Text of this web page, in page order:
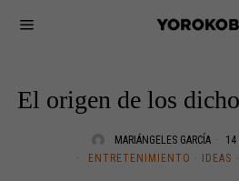
El origen de los
MARIÁNGELES GARCÍA
14
ENTRETENIMIENTO · IDEAS